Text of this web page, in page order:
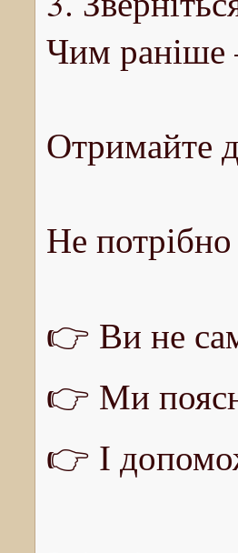
Чим раніше
Отримайте
Не
👉 Ви не
👉 Ми
👉 І